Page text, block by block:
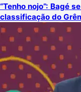
“Tenho nojo”: Bagé
classificação do